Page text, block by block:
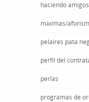
haciendo amigos
máximas/
pelaires pata
perfil del
perlas
programas de